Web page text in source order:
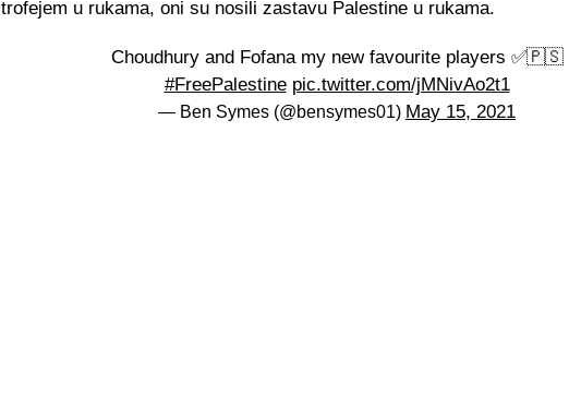
trofejem u rukama, oni su nosili zastavu Palestine u rukama.
Choudhury and Fofana my new favourite players ✅🇵🇸
#FreePalestine pic.twitter.com/jMNivAo2t1
— Ben Symes (@bensymes01) May 15, 2021